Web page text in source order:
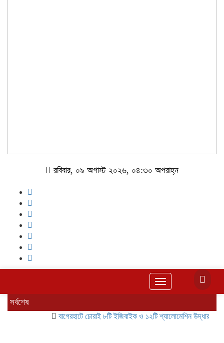
রবিবার, ০৯ অগাস্ট ২০২৬, ০৪:৩০ অপরাহ্ন
Toggle
navigation
সর্বশেষ
বাগেরহাটে চোরাই ৮টি ইজিবাইক ও ১২টি শ্যালোমেশিন উদ্ধার, গ্রেপ্তার ৪